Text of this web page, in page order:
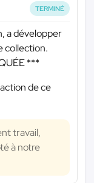
TERMINÉ
a développer
collection.
***
de ce
travail,
à notre